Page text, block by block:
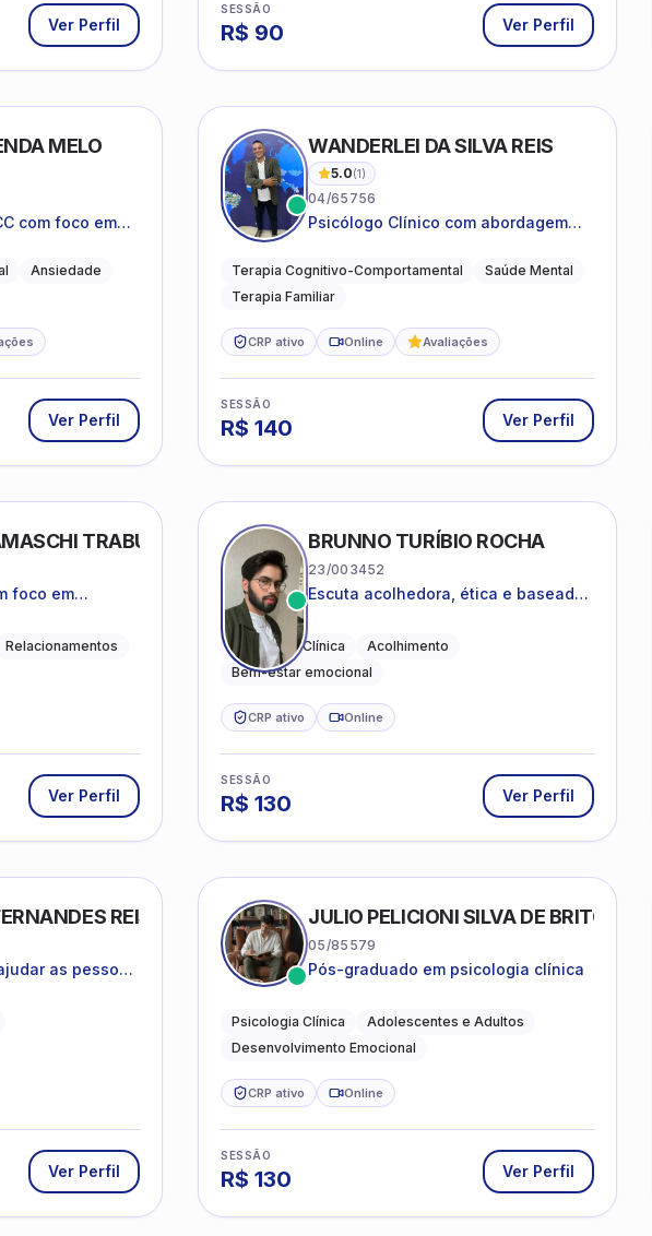
Ver Perfil
SESSÃO
R$ 90 Ver Perfil
MELO
com foco em
Ansiedade
Ver Perfil
WANDERLEI DA SILVA REIS
5.0(1)
04/65756
Psicólogo Clínico com abordagem
e terapia sistêmica
Terapia Cognitivo-Comportamental
Saúde Mental
Terapia Familiar
CRP ativo Online Avaliações
SESSÃO
R$ 140 Ver Perfil
TRABUCO
foco em
Relacionamentos
Ver Perfil
BRUNNO TURÍBIO ROCHA
23/003452
Escuta acolhedora, ética e baseada
Psicologia Clínica
Acolhimento
Bem-estar emocional
CRP ativo Online
SESSÃO
R$ 130 Ver Perfil
REIS FRIAS
as pessoas
Ver Perfil
JULIO PELICIONI SILVA DE BRITO
05/85579
Pós-graduado em psicologia clínica
Psicologia Clínica
Adolescentes e Adultos
Desenvolvimento Emocional
CRP ativo Online
SESSÃO
R$ 130 Ver Perfil